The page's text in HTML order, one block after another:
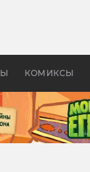
КОМИКСЫ
—